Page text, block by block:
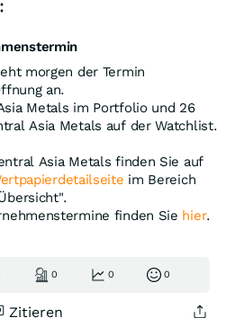
morgen der Termin
an.
Metals im Portfolio und 26
Asia Metals auf der Watchlist.
Asia Metals finden Sie auf
im Bereich
finden Sie hier.
0 0 0
Zitieren